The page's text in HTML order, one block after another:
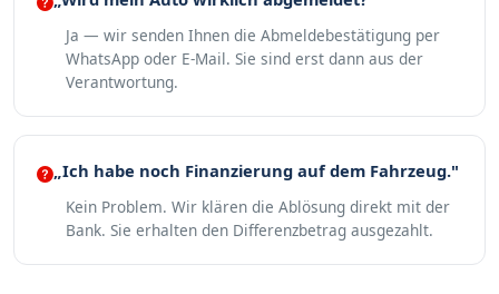
Ja — wir senden Ihnen die Abmeldebestätigung per
WhatsApp oder E-Mail. Sie sind erst dann aus der
Verantwortung.
„Ich habe noch Finanzierung auf dem Fahrzeug."
Kein Problem. Wir klären die Ablösung direkt mit der
Bank. Sie erhalten den Differenzbetrag ausgezahlt.